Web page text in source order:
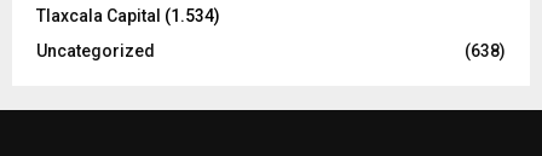
Tlaxcala Capital (1.534)
Uncategorized
(638)